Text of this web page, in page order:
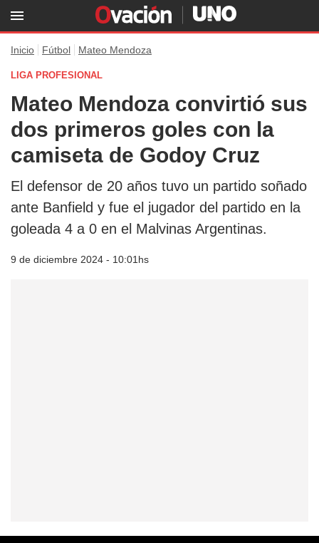
Inicio Fútbol Mateo Mendoza
LIGA PROFESIONAL
Mateo Mendoza convirtió sus
dos primeros goles con la
camiseta de Godoy Cruz
El defensor de 20 años tuvo un partido soñado
ante Banfield y fue el jugador del partido en la
goleada 4 a 0 en el Malvinas Argentinas.
9 de diciembre 2024 - 10:01hs